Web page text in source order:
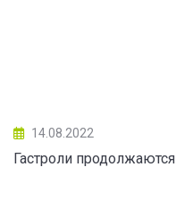
14.08.2022
Гастроли продолжаются